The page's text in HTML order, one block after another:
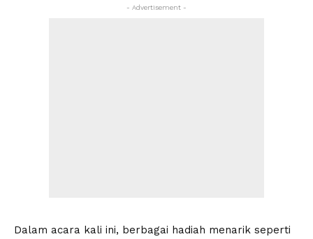
- Advertisement -
Dalam acara kali ini, berbagai hadiah menarik seperti